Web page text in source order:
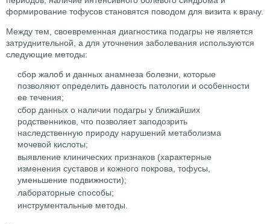
формирование тофусов становятся поводом для визита к врачу.
Между тем, своевременная диагностика подагры не является
затруднительной, а для уточнения заболевания используются
следующие методы:
сбор жалоб и данных анамнеза болезни, которые
позволяют определить давность патологии и особенности
ее течения;
сбор данных о наличии подагры у ближайших
родственников, что позволяет заподозрить
наследственную природу нарушений метаболизма
мочевой кислоты;
выявление клинических признаков (характерные
изменения суставов и кожного покрова, тофусы,
уменьшение подвижности);
лабораторные способы;
инструментальные методы.